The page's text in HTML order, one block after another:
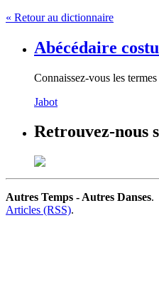
« Retour au dictionnaire
Abécédaire
Connaissez-vous les
Jabot
Retrouvez-nous
Autres Temps - Autres Danses.
Articles (RSS).